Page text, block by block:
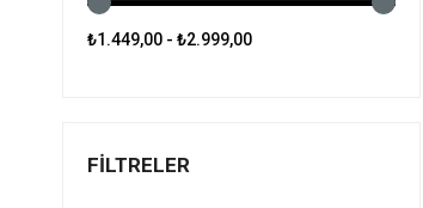
₺1.449,00 - ₺2.999,00
FILTRELER